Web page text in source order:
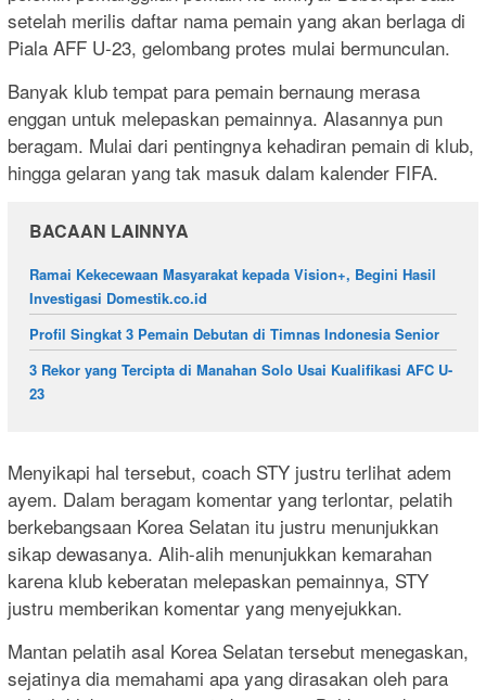
setelah merilis daftar nama pemain yang akan berlaga di
Piala AFF U-23, gelombang protes mulai bermunculan.
Banyak klub tempat para pemain bernaung merasa
enggan untuk melepaskan pemainnya. Alasannya pun
beragam. Mulai dari pentingnya kehadiran pemain di klub,
hingga gelaran yang tak masuk dalam kalender FIFA.
BACAAN LAINNYA
Ramai Kekecewaan Masyarakat kepada Vision+, Begini Hasil
Investigasi Domestik.co.id
Profil Singkat 3 Pemain Debutan di Timnas Indonesia Senior
3 Rekor yang Tercipta di Manahan Solo Usai Kualifikasi AFC U-
23
Menyikapi hal tersebut, coach STY justru terlihat adem
ayem. Dalam beragam komentar yang terlontar, pelatih
berkebangsaan Korea Selatan itu justru menunjukkan
sikap dewasanya. Alih-alih menunjukkan kemarahan
karena klub keberatan melepaskan pemainnya, STY
justru memberikan komentar yang menyejukkan.
Mantan pelatih asal Korea Selatan tersebut menegaskan,
sejatinya dia memahami apa yang dirasakan oleh para